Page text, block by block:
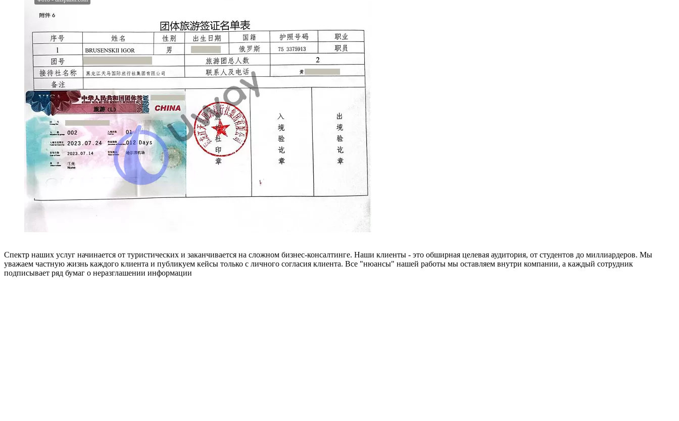
Спектр наших услуг начинается от туристических и заканчивается на сложном бизнес-консалтинге. Наши клиенты - это обширная целевая аудитория, от студентов до миллиардеров. Мы
уважаем частную жизнь каждого клиента и публикуем кейсы только с личного согласия клиента. Все "нюансы" нашей работы мы оставляем внутри компании, а каждый сотрудник
подписывает ряд бумаг о неразглашении информации